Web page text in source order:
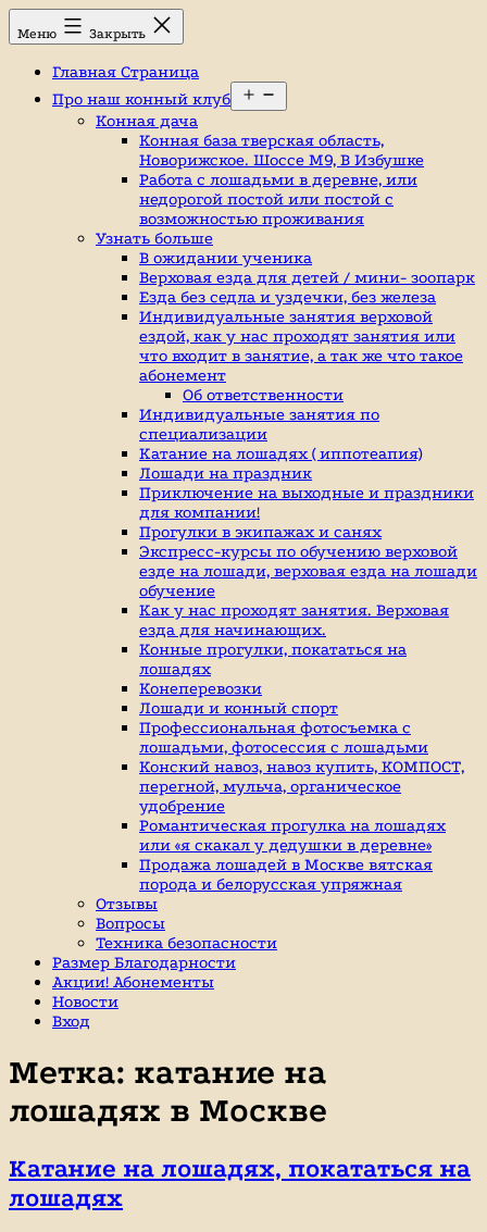
Перейти
к
Конный
клуб,
Ромашково,
лошади,
индивидуальные
Меню Закрыть
Главная Страница
Про наш конный клуб
меню
Конная дача
Конная база тверская область,
Новорижское. Шоссе М9, В Избушке
Работа с лошадьми в деревне, или
недорогой постой или постой с
возможностью проживания
Узнать больше
В ожидании ученика
Верховая езда для детей / мини- зоопарк
Езда без седла и уздечки, без железа
Индивидуальные занятия верховой
ездой, как у нас проходят занятия или
что входит в занятие, а так же что такое
абонемент
Об ответственности
Индивидуальные занятия по
специализации
Катание на лошадях ( иппотеапия)
Лошади на праздник
Приключение на выходные и праздники
для компании!
Прогулки в экипажах и санях
Экспресс-курсы по обучению верховой
езде на лошади, верховая езда на лошади
обучение
Как у нас проходят занятия. Верховая
езда для начинающих.
Конные прогулки, покататься на
лошадях
Конеперевозки
Лошади и конный спорт
Профессиональная фотосъемка с
лошадьми, фотосессия с лошадьми
Конский навоз, навоз купить, КОМПОСТ,
перегной, мульча, органическое
удобрение
Романтическая прогулка на лошадях
или «я скакал у дедушки в деревне»
Продажа лошадей в Москве вятская
порода и белорусская упряжная
Отзывы
Вопросы
Техника безопасности
Размер Благодарности
Акции! Абонементы
Новости
Вход
Метка: катание на
лошадях в Москве
Катание на лошадях, покататься на
лошадях